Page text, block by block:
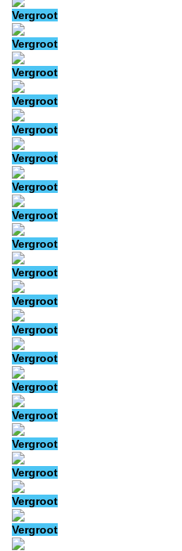
Vergroot
Vergroot
Vergroot
Vergroot
Vergroot
Vergroot
Vergroot
Vergroot
Vergroot
Vergroot
Vergroot
Vergroot
Vergroot
Vergroot
Vergroot
Vergroot
Vergroot
Vergroot
Vergroot